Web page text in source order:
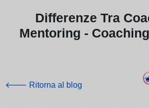
Differenze Tra
Mentoring -
🡐 Ritorna al blog